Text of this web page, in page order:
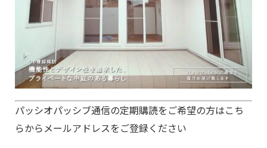
パッシオパッシブ通信の定期購読をご希望の方はこち
らからメールアドレスをご登録ください